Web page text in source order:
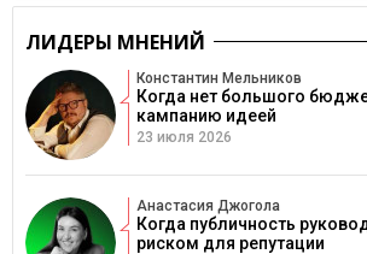
ЛИДЕРЫ МНЕНИЙ
Константин Мельников
Когда нет большого
кампанию идеей
23 июля 2026
Анастасия Джогола
Когда публичность
риском для репутации